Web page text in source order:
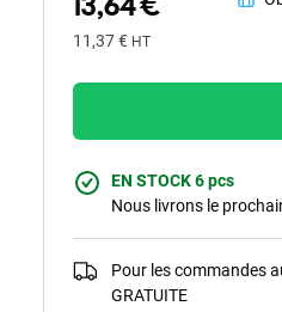
11,37 € HT
EN STOCK 6 pcs
Nous livrons le
Pour les commandes
GRATUITE